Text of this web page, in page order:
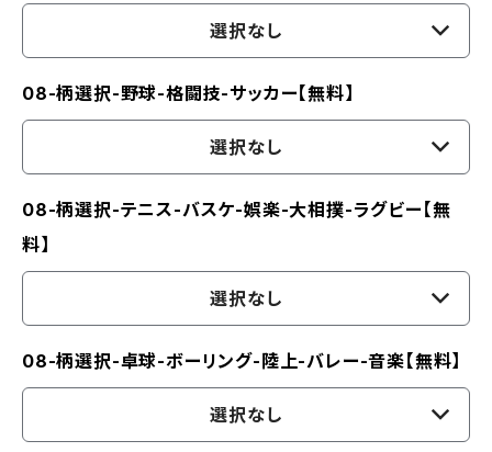
選択なし
08-柄選択-野球-格闘技-サッカー【無料】
選択なし
08-柄選択-テニス-バスケ-娯楽-大相撲-ラグビー【無
料】
選択なし
08-柄選択-卓球-ボーリング-陸上-バレー-音楽【無料】
選択なし